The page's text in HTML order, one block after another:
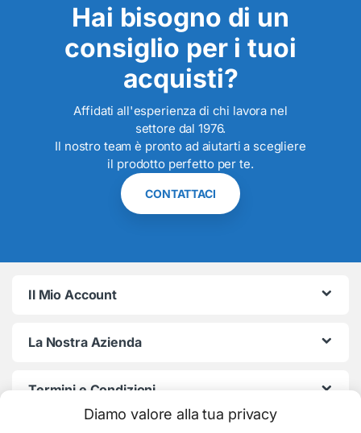
Diamo valore alla tua privacy
Hai bisogno di un
consiglio per i tuoi
acquisti?
Affidati all'esperienza di chi lavora nel
settore dal 1976.
Il nostro team è pronto ad aiutarti a scegliere
il prodotto perfetto per te.
CONTATTACI
Il Mio Account
La Nostra Azienda
Termini e Condizioni